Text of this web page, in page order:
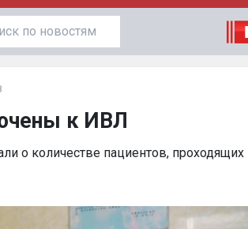
к ИВЛ
о количестве пациентов, проходящих